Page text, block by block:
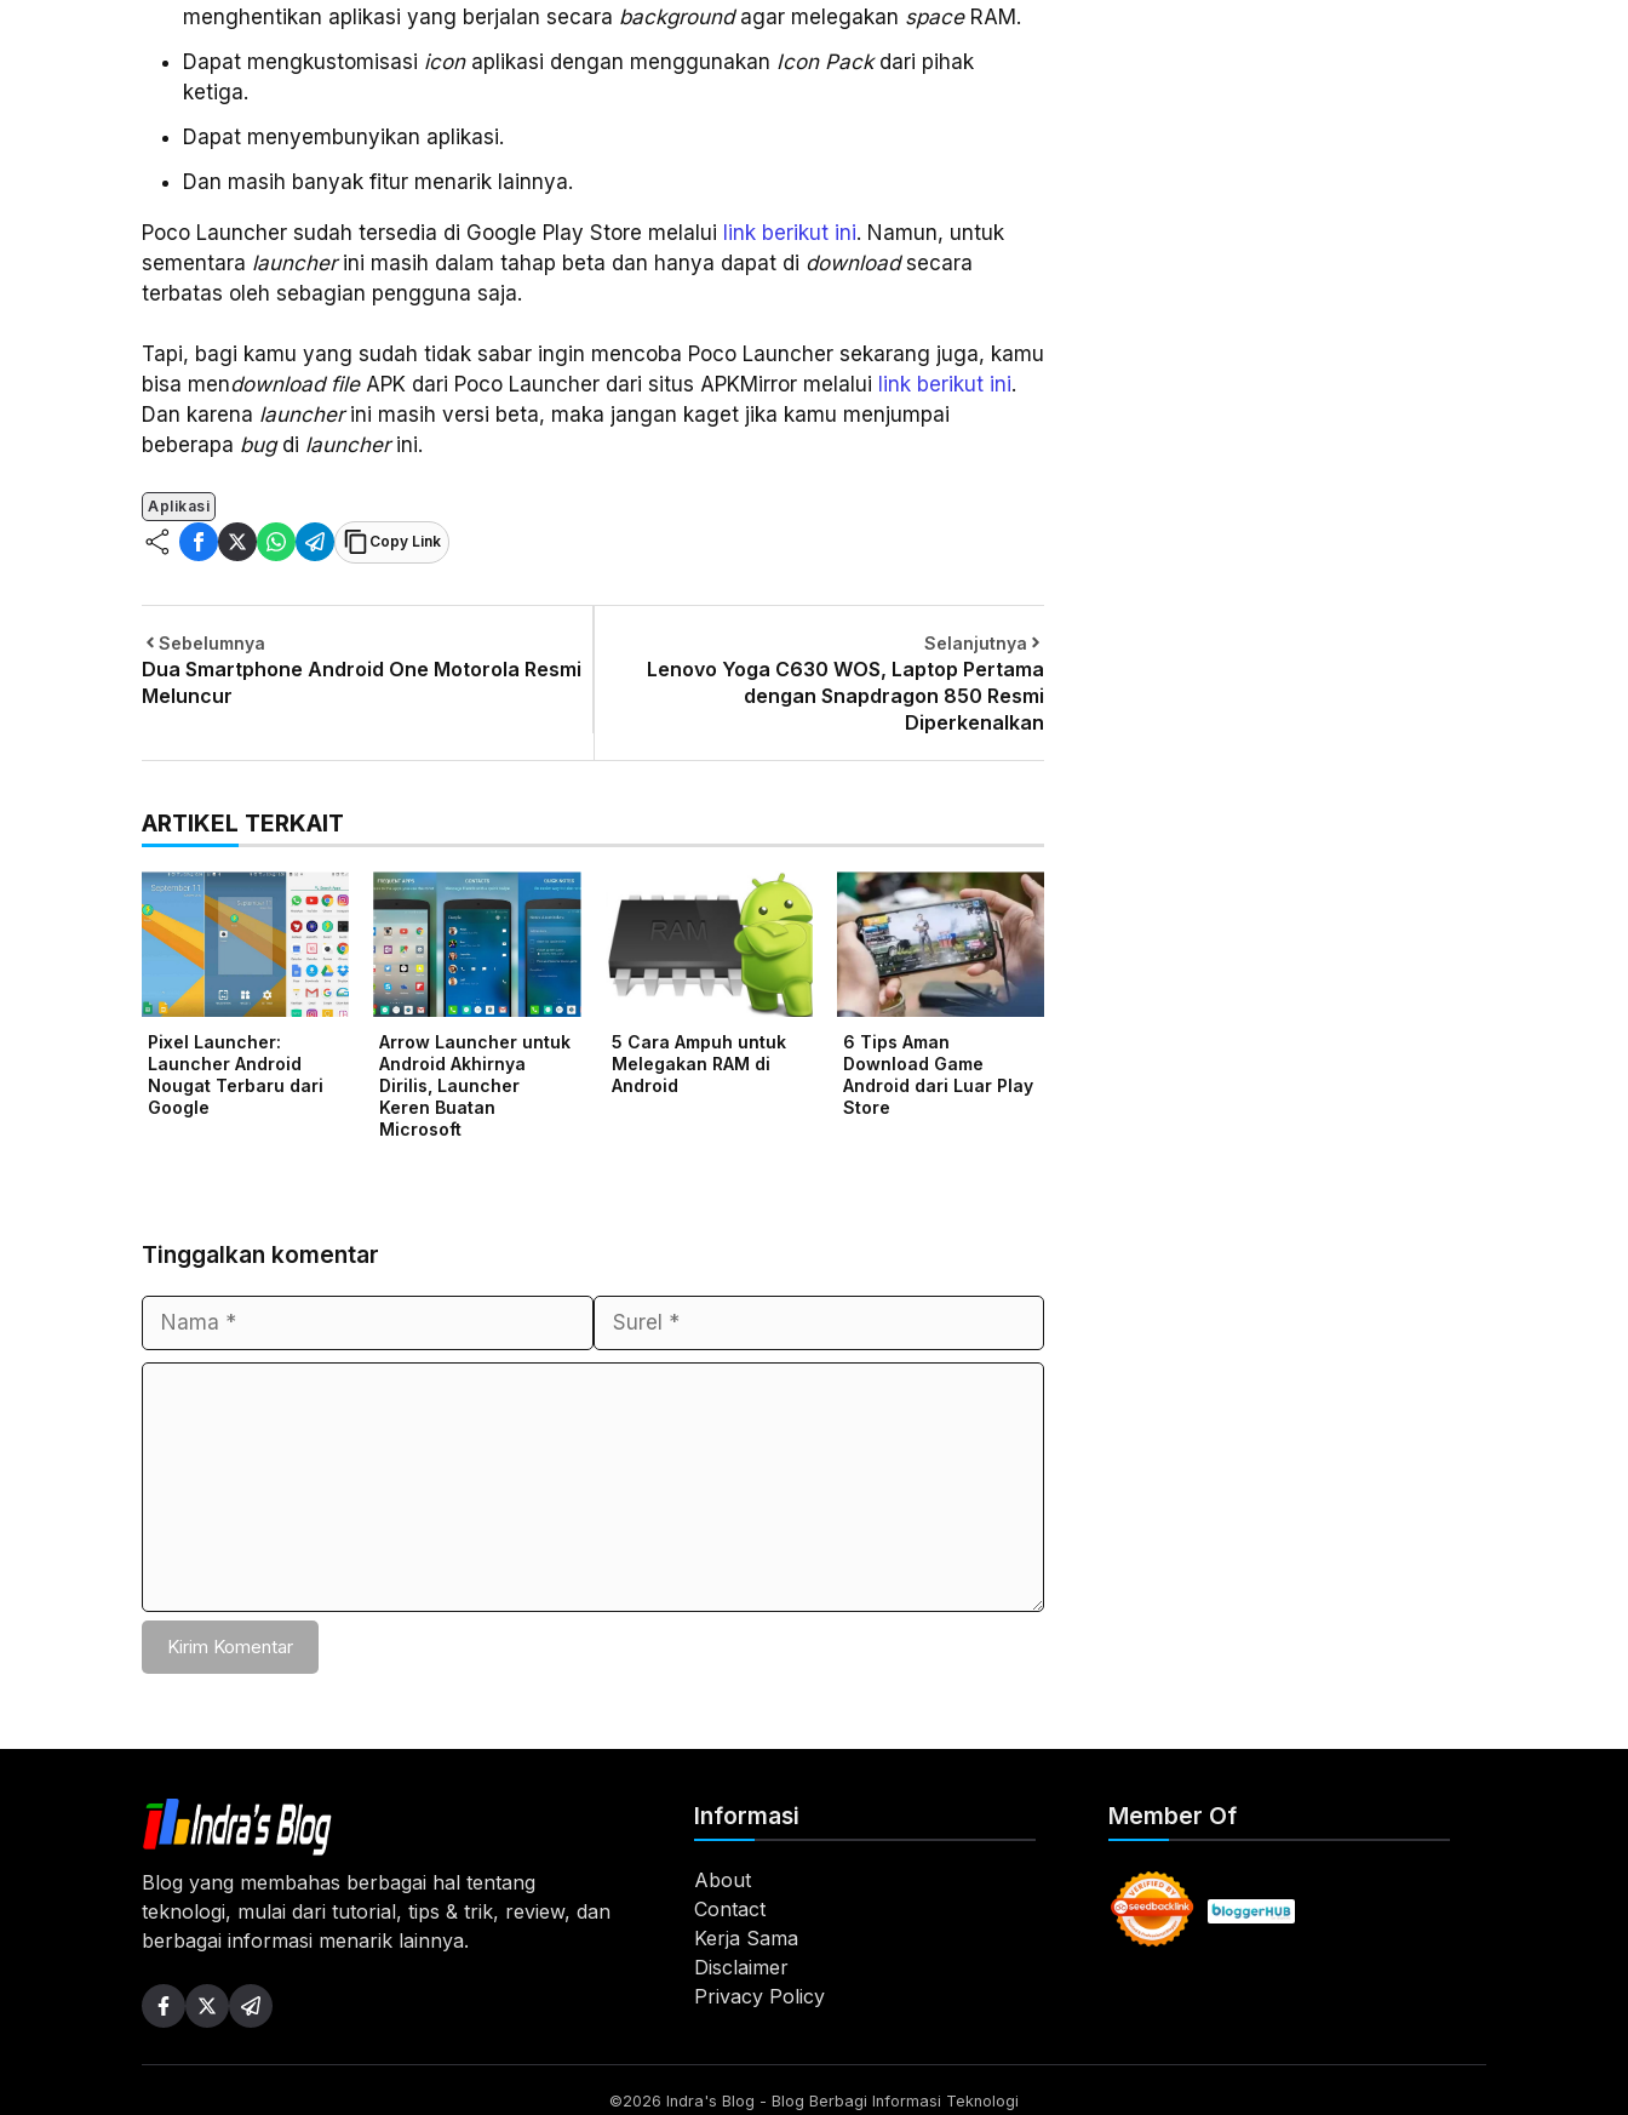
menghentikan aplikasi yang berjalan secara backgroundagar melegakan spaceRAM.
Dapat mengkustomisasi iconaplikasi dengan menggunakan Icon Packdari pihak
ketiga.
Dapat menyembunyikan aplikasi.
Dan masih banyak fitur menarik lainnya.
Poco Launcher sudah tersedia di Google Play Store melalui link berikut ini. Namun, untuk
sementara launcherini masih dalam tahap beta dan hanya dapat di downloadsecara
terbatas oleh sebagian pengguna saja.
Tapi, bagi kamu yang sudah tidak sabar ingin mencoba Poco Launcher sekarang juga, kamu
bisa mendownload fileAPK dari Poco Launcher dari situs APKMirror melalui link berikut ini.
Dan karena launcherini masih versi beta, maka jangan kaget jika kamu menjumpai
beberapa bugdi launcherini.
Aplikasi
Copy Link
Sebelumnya
Dua Smartphone Android One Motorola Resmi
Meluncur
Selanjutnya
Lenovo Yoga C630 WOS, Laptop Pertama
dengan Snapdragon 850 Resmi
Diperkenalkan
ARTIKEL TERKAIT
Pixel Launcher:
Launcher Android
Nougat Terbaru dari
Google
Arrow Launcher untuk
Android Akhirnya
Dirilis, Launcher
Keren Buatan
Microsoft
5 Cara Ampuh untuk
Melegakan RAM di
Android
6 Tips Aman
Download Game
Android dari Luar Play
Store
Tinggalkan komentar
Nama
Surel
Blog yang membahas berbagai hal tentang
teknologi, mulai dari tutorial, tips & trik, review, dan
berbagai informasi menarik lainnya.
Informasi
About
Contact
Kerja Sama
Disclaimer
Privacy Policy
Member Of
©2026 Indra's Blog - Blog Berbagi Informasi Teknologi